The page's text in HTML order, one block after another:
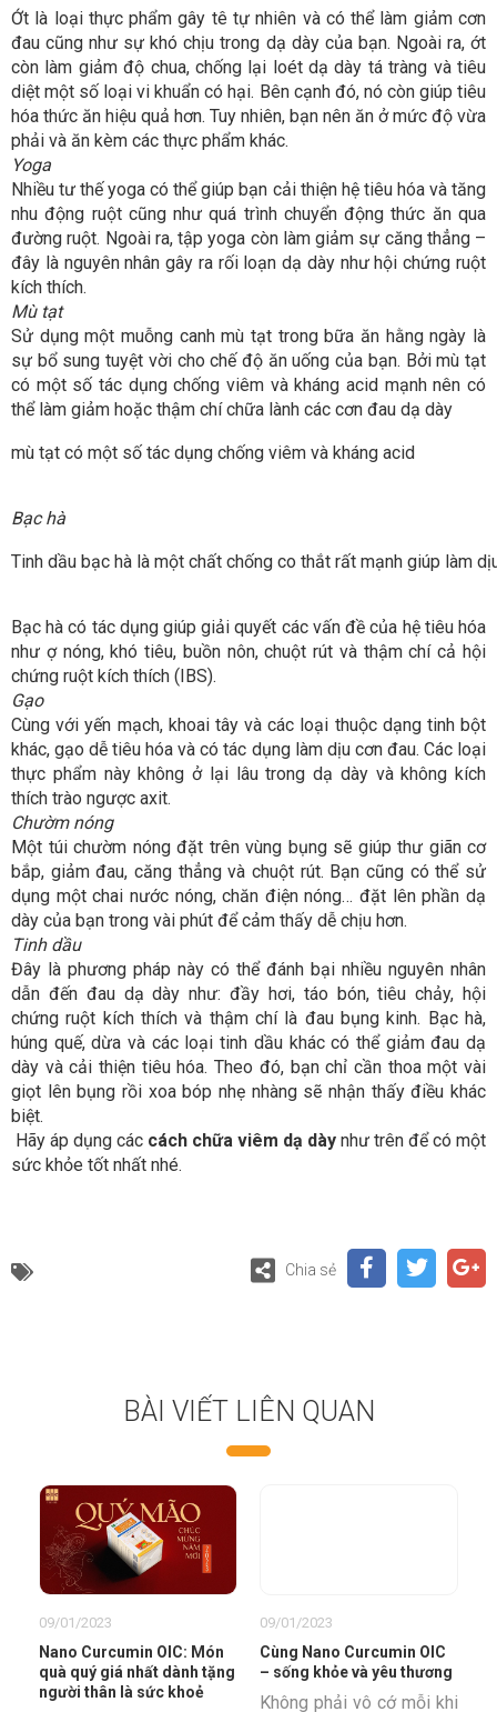
Ớt là loại thực phẩm gây tê tự nhiên và có thể làm giảm cơn
đau cũng như sự khó chịu trong dạ dày của bạn. Ngoài ra, ớt
còn làm giảm độ chua, chống lại loét dạ dày tá tràng và tiêu
diệt một số loại vi khuẩn có hại. Bên cạnh đó, nó còn giúp tiêu
hóa thức ăn hiệu quả hơn. Tuy nhiên, bạn nên ăn ở mức độ vừa
phải và ăn kèm các thực phẩm khác.
Yoga
Nhiều tư thế yoga có thể giúp bạn cải thiện hệ tiêu hóa và tăng
nhu động ruột cũng như quá trình chuyển động thức ăn qua
đường ruột. Ngoài ra, tập yoga còn làm giảm sự căng thẳng –
đây là nguyên nhân gây ra rối loạn dạ dày như hội chứng ruột
kích thích.
Mù tạt
Sử dụng một muỗng canh mù tạt trong bữa ăn hằng ngày là
sự bổ sung tuyệt vời cho chế độ ăn uống của bạn. Bởi mù tạt
có một số tác dụng chống viêm và kháng acid mạnh nên có
thể làm giảm hoặc thậm chí chữa lành các cơn đau dạ dày
mù tạt có một số tác dụng chống viêm và kháng acid
Bạc hà
Tinh dầu bạc hà là một chất chống co thắt rất mạnh giúp làm
Bạc hà có tác dụng giúp giải quyết các vấn đề của hệ tiêu hóa
như ợ nóng, khó tiêu, buồn nôn, chuột rút và thậm chí cả hội
chứng ruột kích thích (IBS).
Gạo
Cùng với yến mạch, khoai tây và các loại thuộc dạng tinh bột
khác, gạo dễ tiêu hóa và có tác dụng làm dịu cơn đau. Các loại
thực phẩm này không ở lại lâu trong dạ dày và không kích
thích trào ngược axit.
Chườm nóng
Một túi chườm nóng đặt trên vùng bụng sẽ giúp thư giãn cơ
bắp, giảm đau, căng thẳng và chuột rút. Bạn cũng có thể sử
dụng một chai nước nóng, chăn điện nóng… đặt lên phần dạ
dày của bạn trong vài phút để cảm thấy dễ chịu hơn.
Tinh dầu
Đây là phương pháp này có thể đánh bại nhiều nguyên nhân
dẫn đến đau dạ dày như: đầy hơi, táo bón, tiêu chảy, hội
chứng ruột kích thích và thậm chí là đau bụng kinh. Bạc hà,
húng quế, dừa và các loại tinh dầu khác có thể giảm đau dạ
dày và cải thiện tiêu hóa. Theo đó, bạn chỉ cần thoa một vài
giọt lên bụng rồi xoa bóp nhẹ nhàng sẽ nhận thấy điều khác
biệt.
Hãy áp dụng các cách chữa viêm dạ dày như trên để có một
sức khỏe tốt nhất nhé.
Chia sẻ
BÀI VIẾT LIÊN QUAN
09/01/2023
Nano Curcumin OIC: Món
quà quý giá nhất dành tặng
người thân là sức khoẻ
09/01/2023
Cùng Nano Curcumin OIC
– sống khỏe và yêu thương
Không phải vô cớ mỗi khi